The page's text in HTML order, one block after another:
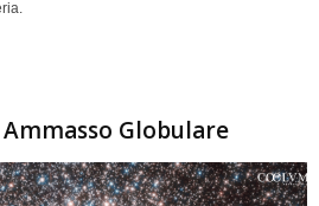
Ammasso Globulare